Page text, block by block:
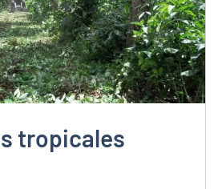
tropicales